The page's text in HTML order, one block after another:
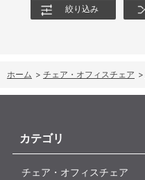
絞り込み
ホーム > チェア・オフィスチェア >
カテゴリ
チェア・オフィスチェア